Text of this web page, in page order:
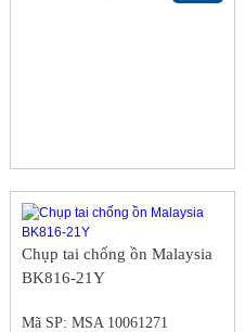
Chụp tai chống ồn Malaysia
BK816-21Y
Mã SP: MSA 10061271